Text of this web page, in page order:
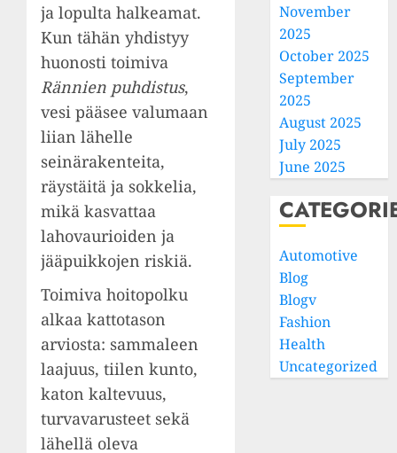
ja lopulta halkeamat.
Kun tähän yhdistyy
huonosti toimiva
Rännien puhdistus,
vesi pääsee valumaan
liian lähelle
seinärakenteita,
räystäitä ja sokkelia,
mikä kasvattaa
lahovaurioiden ja
jääpuikkojen riskiä.
Toimiva hoitopolku
alkaa kattotason
arviosta: sammaleen
laajuus, tiilen kunto,
katon kaltevuus,
turvavarusteet sekä
lähellä oleva
November
2025
October 2025
September
2025
August 2025
July 2025
June 2025
Automotive
Blog
Blogv
Fashion
Health
Uncategorized